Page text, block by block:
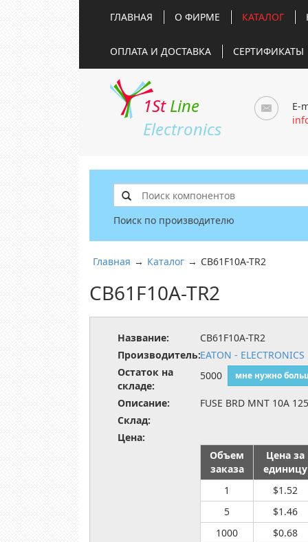
ГЛАВНАЯ О ФИРМЕ КАТАЛОГ
ОПЛАТА И ДОСТАВКА СЕРТИФИКАТЫ
1St Line
Electronics
E-
Поиск по производителю
Главная → Каталог → CB61F10A-TR2
CB61F10A-TR2
Название:
CB61F10A-TR2
Производитель:EATON -
Остаток на
складе:
5000 мне нужно
Описание:
FUSE BRD MNT 10A
Склад:
Цена:
Объем
заказа
Цена за
единицу
1
$1.52
5
$1.46
1000
$0.68